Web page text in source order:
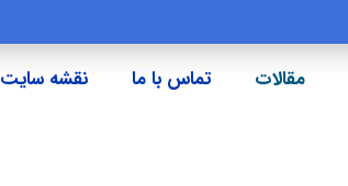
مقالات تماس با ما نقشه سایت